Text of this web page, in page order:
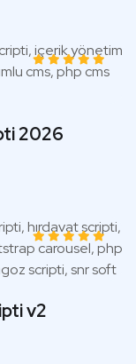
2026
v2